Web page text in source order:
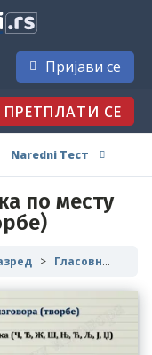
Пријави се
ПРЕТПЛАТИ СЕ
Naredni Тест
по месту
Гласовне промене